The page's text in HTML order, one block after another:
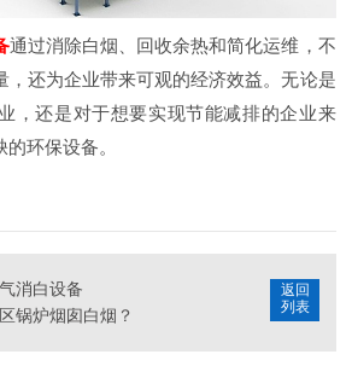
通过消除白烟、回收余热和简化运维，不
，还为企业带来可观的经济效益。无论是
，还是对于想要实现节能减排的企业来
环保设备。
返回
列表
消白设备
锅炉烟囱白烟？